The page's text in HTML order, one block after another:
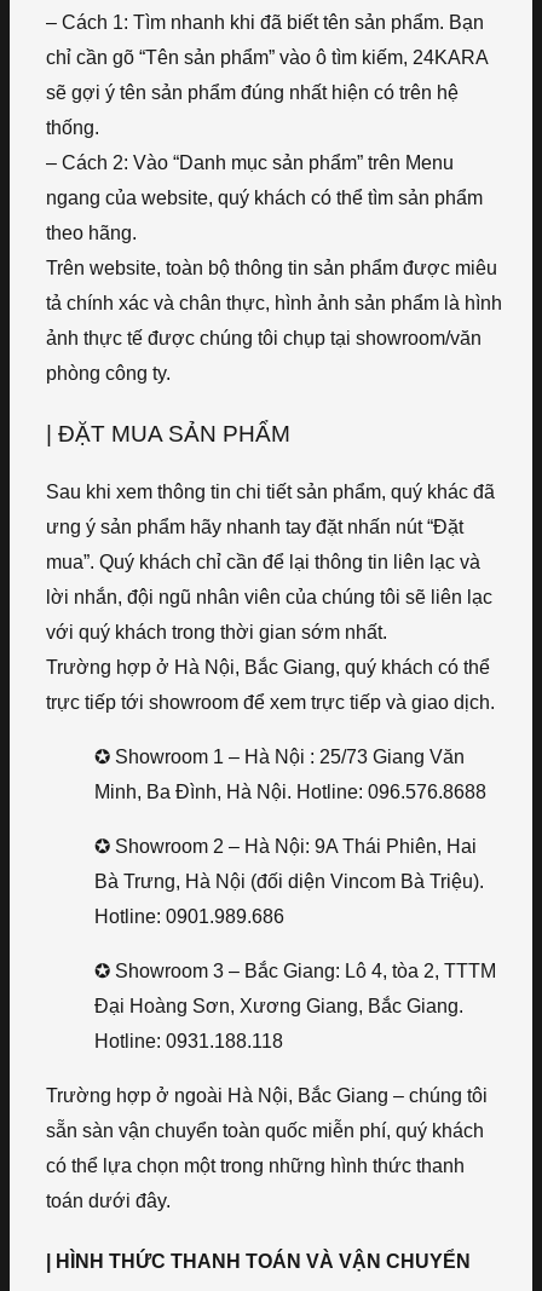
– Cách 1: Tìm nhanh khi đã biết tên sản phẩm. Bạn
chỉ cần gõ “Tên sản phẩm” vào ô tìm kiếm, 24KARA
sẽ gợi ý tên sản phẩm đúng nhất hiện có trên hệ
thống.
– Cách 2: Vào “Danh mục sản phẩm” trên Menu
ngang của website, quý khách có thể tìm sản phẩm
theo hãng.
Trên website, toàn bộ thông tin sản phẩm được miêu
tả chính xác và chân thực, hình ảnh sản phẩm là hình
ảnh thực tế được chúng tôi chụp tại showroom/văn
phòng công ty.
| ĐẶT MUA SẢN PHẨM
Sau khi xem thông tin chi tiết sản phẩm, quý khác đã
ưng ý sản phẩm hãy nhanh tay đặt nhấn nút “Đặt
mua”. Quý khách chỉ cần để lại thông tin liên lạc và
lời nhắn, đội ngũ nhân viên của chúng tôi sẽ liên lạc
với quý khách trong thời gian sớm nhất.
Trường hợp ở Hà Nội, Bắc Giang, quý khách có thể
trực tiếp tới showroom để xem trực tiếp và giao dịch.
✪ Showroom 1 – Hà Nội : 25/73 Giang Văn
Minh, Ba Đình, Hà Nội. Hotline: 096.576.8688
✪ Showroom 2 – Hà Nội: 9A Thái Phiên, Hai
Bà Trưng, Hà Nội (đối diện Vincom Bà Triệu).
Hotline: 0901.989.686
✪ Showroom 3 – Bắc Giang: Lô 4, tòa 2, TTTM
Đại Hoàng Sơn, Xương Giang, Bắc Giang.
Hotline: 0931.188.118
Trường hợp ở ngoài Hà Nội, Bắc Giang – chúng tôi
sẵn sàn vận chuyển toàn quốc miễn phí, quý khách
có thể lựa chọn một trong những hình thức thanh
toán dưới đây.
| HÌNH THỨC THANH TOÁN VÀ VẬN CHUYỂN